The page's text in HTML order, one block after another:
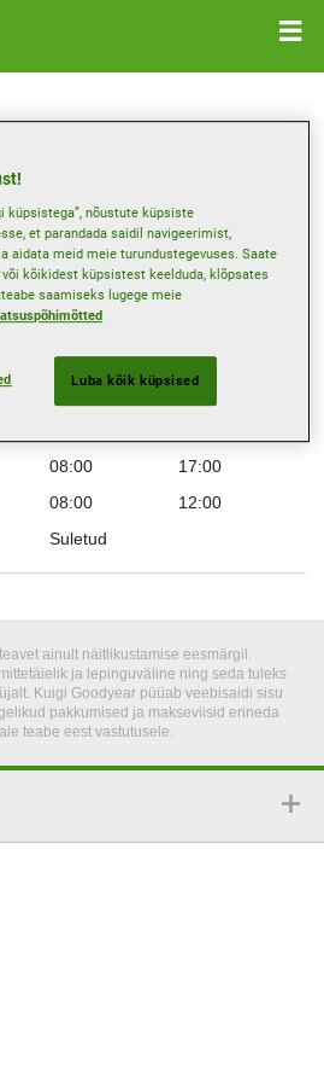
08:00
08:00
17:00
08:00
17:00
08:00
12:00
Suletud
ainult näitlikustamise eesmärgil.
ja lepinguväline ning seda tuleks
Kuigi Goodyear püüab veebisaidi sisu
pakkumised ja makseviisid erineda
teabe eest vastutusele.
küpsistega”, nõustute küpsiste
et parandada saidil navigeerimist,
aidata meid meie turundustegevuses. Saate
kõikidest küpsistest keelduda, klõpsates
saamiseks lugege meie
Luba kõik küpsised